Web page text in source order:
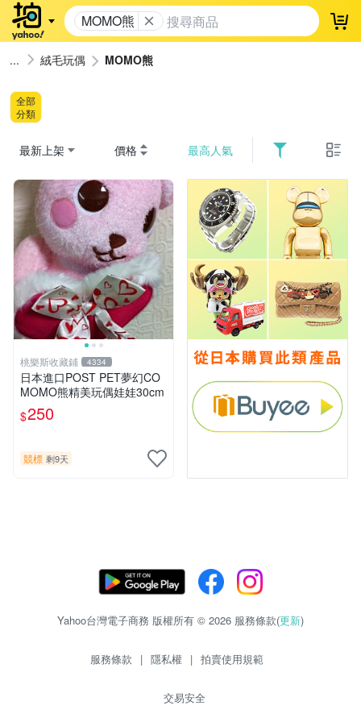
MOMO熊 登
絨毛玩偶 MOMO熊
全部
分類
最新上架 價格 最高人氣
桃樂斯收藏鋪 4334
日本進口POST PET夢幻CO
MOMO熊精美玩偶娃娃30cm
$250
競標 剩9天
Yahoo台灣電子商務 版權所有 © 2026 服務條款(更新)
服務條款 | 隱私權 | 拍賣使用規範
交易安全